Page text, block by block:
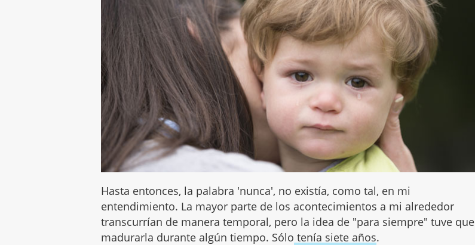
Hasta entonces, la palabra 'nunca', no existía, como tal, en mi
entendimiento. La mayor parte de los acontecimientos a mi alrededor
transcurrían de manera temporal, pero la idea de "para siempre" tuve que
madurarla durante algún tiempo. Sólo tenía siete años.